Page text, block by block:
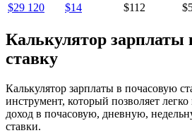
$29 120
$14 $112
Калькулятор зарплаты
ставку
Калькулятор зарплаты в почасовую
инструмент, который позволяет
доход в почасовую, дневную,
ставки.